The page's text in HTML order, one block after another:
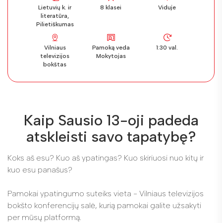
Lietuvių k. ir
literatūra,
Pilietiškumas
8 klasei Viduje
Vilniaus
televizijos
bokštas
Pamoką veda
Mokytojas
1:30 val.
Kaip Sausio 13-oji padeda
atskleisti savo tapatybę?
Koks aš esu? Kuo aš ypatingas? Kuo skiriuosi nuo kitų ir
kuo esu panašus?
Pamokai ypatingumo suteiks vieta - Vilniaus televizijos
bokšto konferencijų salė, kurią pamokai galite užsakyti
per mūsų platformą.